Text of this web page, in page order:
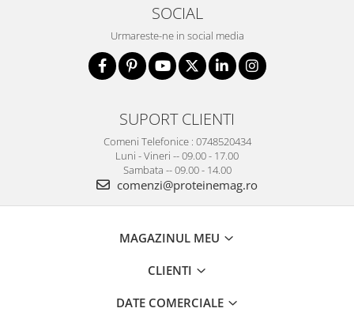
SOCIAL
Urmareste-ne in social media
SUPORT CLIENTI
Comeni Telefonice : 0748520434
Luni - Vineri -- 09.00 - 17.00
Sambata -- 09.00 - 14.00
comenzi@proteinemag.ro
MAGAZINUL MEU
CLIENTI
DATE COMERCIALE